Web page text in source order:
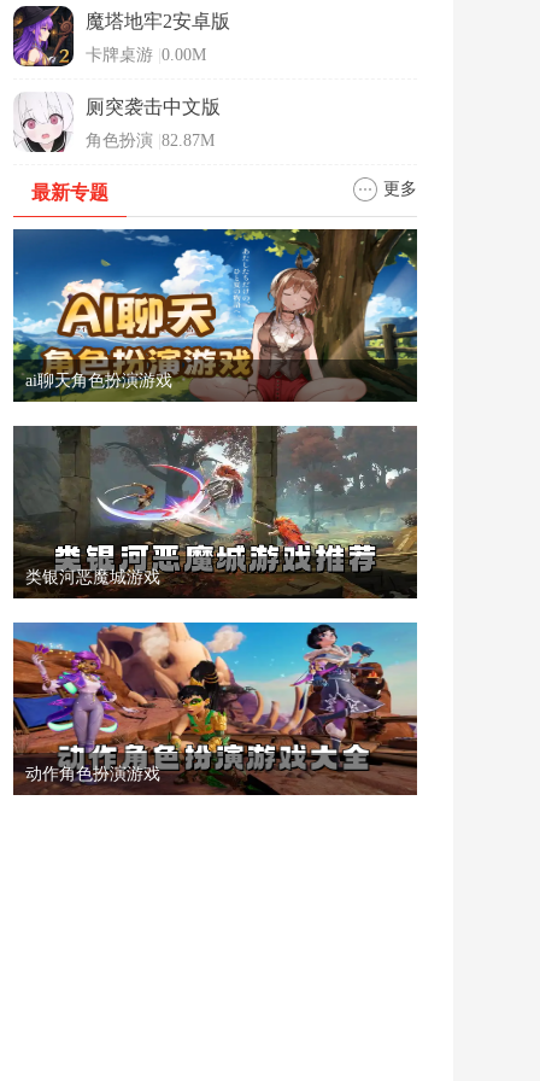
魔塔地牢2安卓版
卡牌桌游 0.00M
厕突袭击中文版
角色扮演 82.87M
最新专题 更多
ai聊天角色扮演游戏
类银河恶魔城游戏
动作角色扮演游戏